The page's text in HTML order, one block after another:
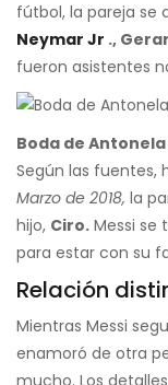
fútbol, ​​la pareja se
Neymar Jr .,
fueron asistentes
Boda de Antonela
Según las fuentes,
Marzo de 2018, la
hijo, Ciro. Messi se
para estar con su
Relación
Mientras Messi
enamoró de otra